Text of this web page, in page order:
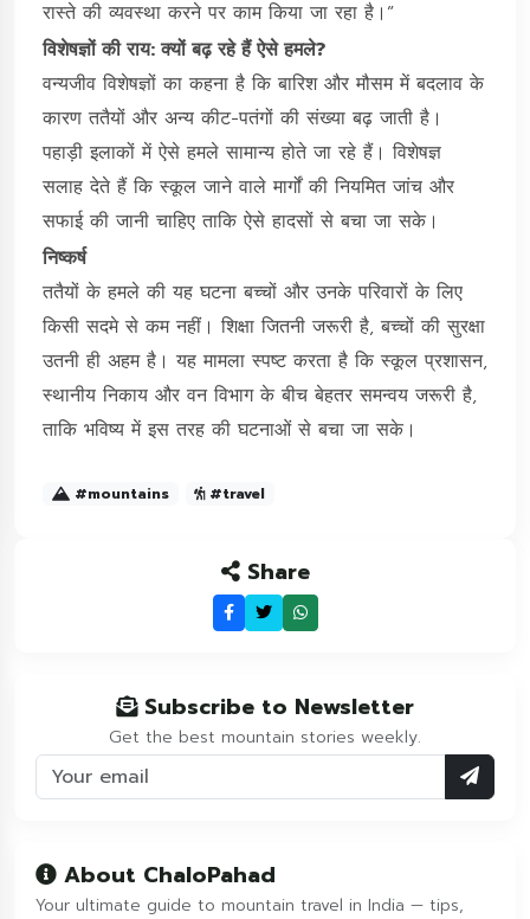
रास्ते की व्यवस्था करने पर काम किया जा रहा है।”
विशेषज्ञों की राय: क्यों बढ़ रहे हैं ऐसे हमले?
वन्यजीव विशेषज्ञों का कहना है कि बारिश और मौसम में बदलाव के
कारण ततैयों और अन्य कीट-पतंगों की संख्या बढ़ जाती है।
पहाड़ी इलाकों में ऐसे हमले सामान्य होते जा रहे हैं। विशेषज्ञ
सलाह देते हैं कि स्कूल जाने वाले मार्गों की नियमित जांच और
सफाई की जानी चाहिए ताकि ऐसे हादसों से बचा जा सके।
निष्कर्ष
ततैयों के हमले की यह घटना बच्चों और उनके परिवारों के लिए
किसी सदमे से कम नहीं। शिक्षा जितनी जरूरी है, बच्चों की सुरक्षा
उतनी ही अहम है। यह मामला स्पष्ट करता है कि स्कूल प्रशासन,
स्थानीय निकाय और वन विभाग के बीच बेहतर समन्वय जरूरी है,
ताकि भविष्य में इस तरह की घटनाओं से बचा जा सके।
#mountains #travel
Share
Subscribe to Newsletter
Get the best mountain stories weekly.
About ChaloPahad
Your ultimate guide to mountain travel in India — tips,